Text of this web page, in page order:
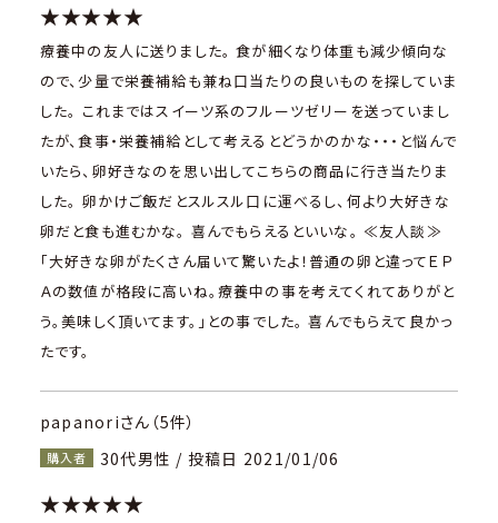
★★★★★
療養中の友人に送りました。 食が細くなり体重も減少傾向な
ので、少量で栄養補給も兼ね口当たりの良いものを探していま
した。 これまではスイーツ系のフルーツゼリーを送っていまし
たが、食事・栄養補給として考えるとどうかのかな・・・と悩んで
いたら、卵好きなのを思い出してこちらの商品に行き当たりま
した。 卵かけご飯だとスルスル口に運べるし、何より大好きな
卵だと食も進むかな。 喜んでもらえるといいな。 ≪友人談≫
「大好きな卵がたくさん届いて驚いたよ！普通の卵と違ってＥＰ
Ａの数値が格段に高いね。療養中の事を考えてくれてありがと
う。美味しく頂いてます。」との事でした。 喜んでもらえて良かっ
たです。
papanoriさん（5件）
購入者 30代男性 / 投稿日 2021/01/06
★★★★★